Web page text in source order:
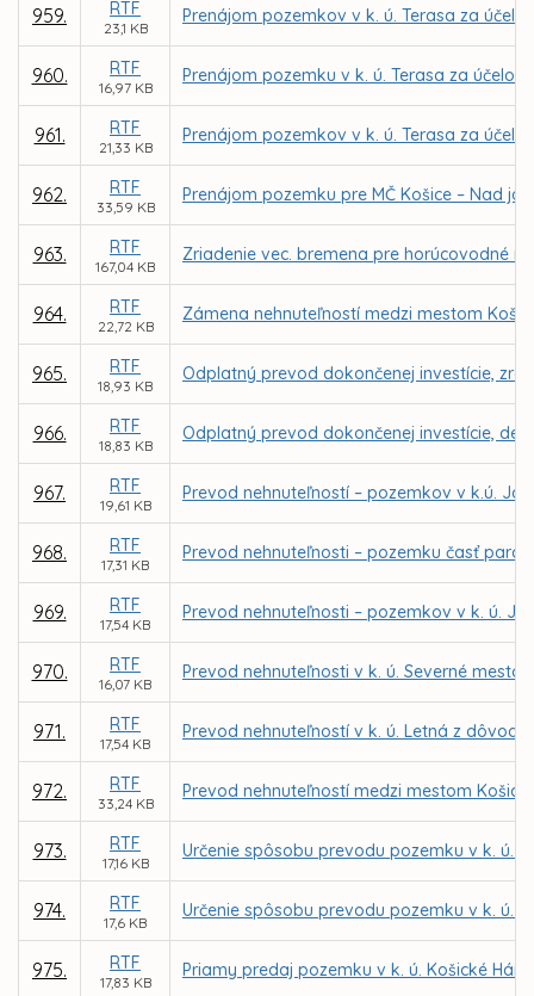
959. RTF
23,1 KB
Prenájom pozemkov v k. ú. Terasa za
960. RTF
16,97 KB
Prenájom pozemku v k. ú. Terasa za
961. RTF
21,33 KB
Prenájom pozemkov v k. ú. Terasa za
962. RTF
33,59 KB
Prenájom pozemku pre MČ Košice – Nad
963. RTF
167,04 KB
Zriadenie vec. bremena pre horúcovodné
964. RTF
22,72 KB
Zámena nehnuteľností medzi mestom
965. RTF
18,93 KB
Odplatný prevod dokončenej investície,
966. RTF
18,83 KB
Odplatný prevod dokončenej investície,
967. RTF
19,61 KB
Prevod nehnuteľností – pozemkov v k.ú.
968. RTF
17,31 KB
Prevod nehnuteľnosti – pozemku časť parc.
969. RTF
17,54 KB
Prevod nehnuteľnosti – pozemkov v k. ú.
970. RTF
16,07 KB
Prevod nehnuteľnosti v k. ú. Severné mesto
971. RTF
17,54 KB
Prevod nehnuteľností v k. ú. Letná z dôvodu
972. RTF
33,24 KB
Prevod nehnuteľností medzi mestom
973. RTF
17,16 KB
Určenie spôsobu prevodu pozemku v k. ú.
974. RTF
17,6 KB
Určenie spôsobu prevodu pozemku v k. ú.
975. RTF
17,83 KB
Priamy predaj pozemku v k. ú. Košické